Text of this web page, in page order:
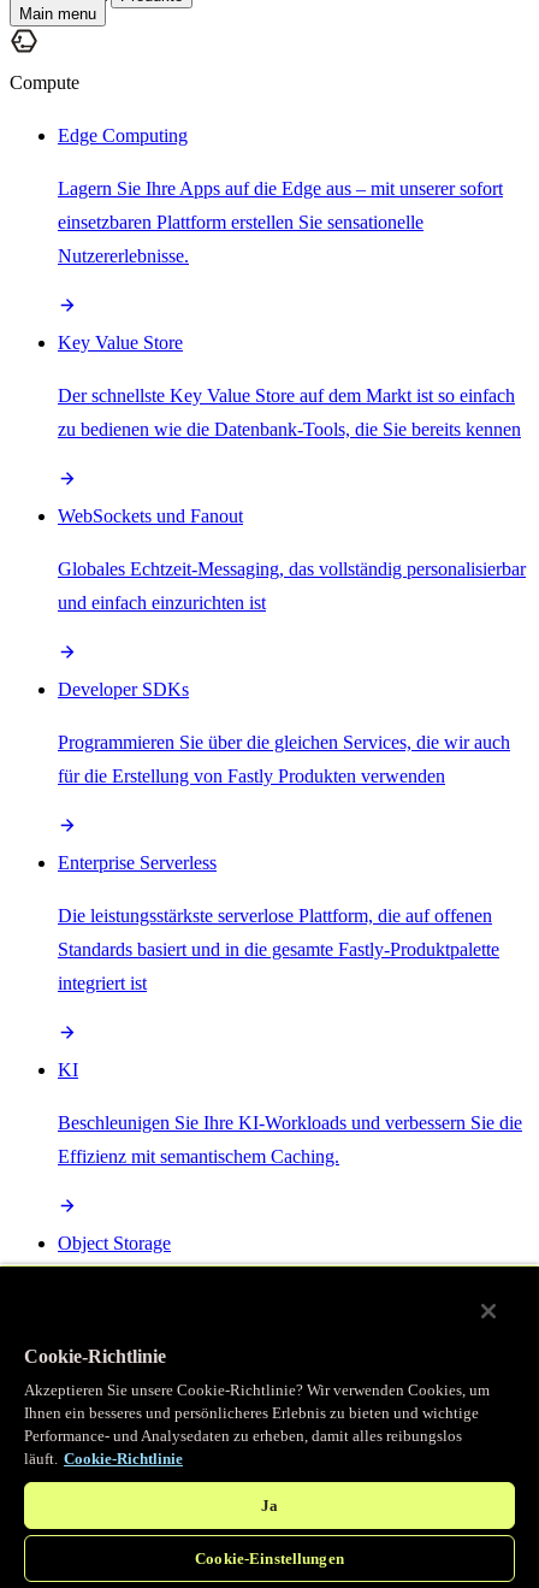
Main menu
Compute
Edge Computing
Lagern Sie Ihre Apps auf die Edge aus – mit unserer sofort
einsetzbaren Plattform erstellen Sie sensationelle
Nutzererlebnisse.
Key Value Store
Der schnellste Key Value Store auf dem Markt ist so einfach
zu bedienen wie die Datenbank-Tools, die Sie bereits kennen
WebSockets und Fanout
Globales Echtzeit-Messaging, das vollständig personalisierbar
und einfach einzurichten ist
Developer SDKs
Programmieren Sie über die gleichen Services, die wir auch
für die Erstellung von Fastly Produkten verwenden
Enterprise Serverless
Die leistungsstärkste serverlose Plattform, die auf offenen
Standards basiert und in die gesamte Fastly-Produktpalette
integriert ist
KI
Beschleunigen Sie Ihre KI-Workloads und verbessern Sie die
Effizienz mit semantischem Caching.
Object Storage
Programmierbarer Cache
Erhalten Sie vollständigen programmatischen Zugriff auf das
legendäre Caching, das unser CDN antreibt.
Cookie-Richtlinie
Akzeptieren Sie unsere Cookie-Richtlinie? Wir verwenden Cookies, um
Ihnen ein besseres und persönlicheres Erlebnis zu bieten und wichtige
Performance- und Analysedaten zu erheben, damit alles reibungslos
läuft. Cookie-Richtlinie
Ja
Cookie-Einstellungen